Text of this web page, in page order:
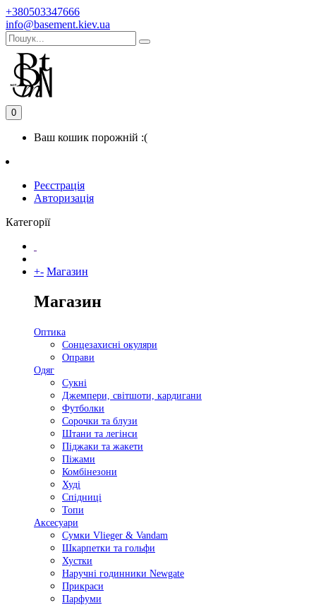
+380503347666
info@basement.kiev.ua
0
Ваш кошик порожній :(
Реєстрація
Авторизація
Категорії
+- Магазин
Магазин
Оптика
Сонцезахисні окуляри
Оправи
Одяг
Сукні
Джемпери, світшоти, кардигани
Футболки
Сорочки та блузи
Штани та легінси
Піджаки та жакети
Піжами
Комбінезони
Худі
Спідниці
Топи
Аксесуари
Сумки Vlieger & Vandam
Шкарпетки та гольфи
Хустки
Наручні годинники Newgate
Прикраси
Парфуми